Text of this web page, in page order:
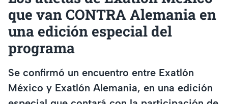
que van CONTRA Alemania en
una edición especial del
programa
Se confirmó un encuentro entre Exatlón
México y Exatlón Alemania, en una edición